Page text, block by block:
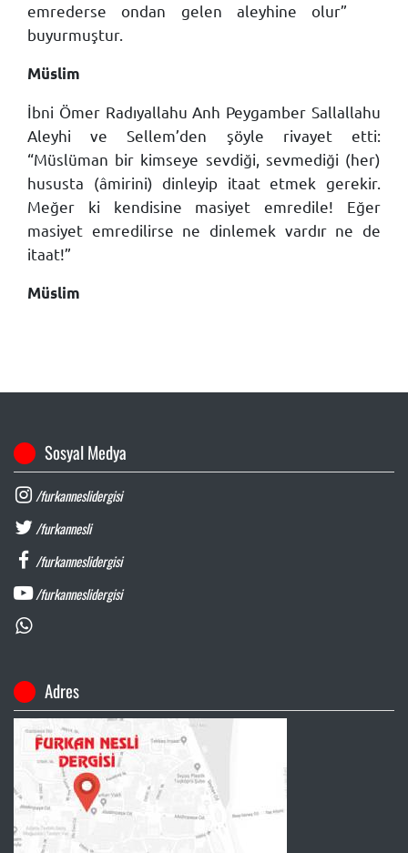
emrederse ondan gelen aleyhine olur”
buyurmuştur.
Müslim
İbni Ömer Radıyallahu Anh Peygamber Sallallahu
Aleyhi ve Sellem’den şöyle rivayet etti:
“Müslüman bir kimseye sevdiği, sevmediği (her)
hususta (âmirini) dinleyip itaat etmek gerekir.
Meğer ki kendisine masiyet emredile! Eğer
masiyet emredilirse ne dinlemek vardır ne de
itaat!”
Müslim
Sosyal Medya
/furkanneslidergisi
/furkannesli
/furkanneslidergisi
/furkanneslidergisi
Adres